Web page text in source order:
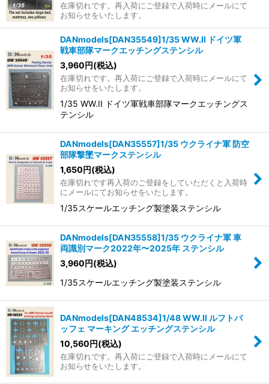
在庫切れです。再入荷にご登録で入荷時にメールにて
お知らせをいたします。
DANmodels[DAN35549]1/35 WW.II ドイツ軍
戦車部隊マークエッチングステンシル
3,960円(税込)
在庫切れです。再入荷にご登録で入荷時にメールにて
お知らせをいたします。
1/35 WW.II ドイツ軍戦車部隊マークエッチングス
テンシル
DANmodels[DAN35557]1/35 ウクライナ軍 防空
部隊撃墜マークステンシル
1,650円(税込)
在庫切れです再入荷のご登録をしていただくと入荷時
にメールにてお知らせをいたします。
1/35スケールエッチング製塗装ステンシル
DANmodels[DAN35558]1/35 ウクライナ軍 車
両識別マーク2022年〜2025年 ステンシル
3,960円(税込)
1/35スケールエッチング製塗装ステンシル
DANmodels[DAN48534]1/48 WW.II ルフトバ
ッフェ マーキング エッチングステンシル
10,560円(税込)
在庫切れです。再入荷にご登録で入荷時にメールにて
お知らせをいたします。